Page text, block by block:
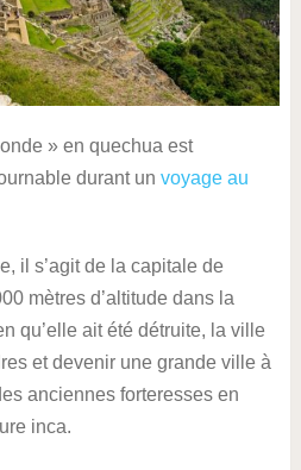
» en quechua est
durant un voyage au
il s’agit de la capitale de
mètres d’altitude dans la
qu’elle ait été détruite, la ville
et devenir une grande ville à
anciennes forteresses en
inca.